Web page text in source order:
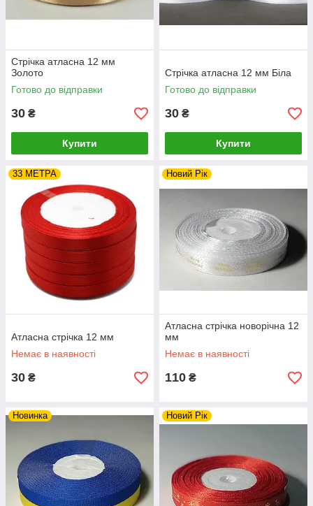
Стрічка атласна 12 мм
Золото
Готово до відправки
30 ₴
Купити
Стрічка атласна 12 мм Біла
Готово до відправки
30 ₴
Купити
33 МЕТРА
Атласна стрічка 12 мм
Немає в наявності
30 ₴
Новий Рік
Атласна стрічка новорічна 12
мм
Немає в наявності
110 ₴
Новинка Новий Рік